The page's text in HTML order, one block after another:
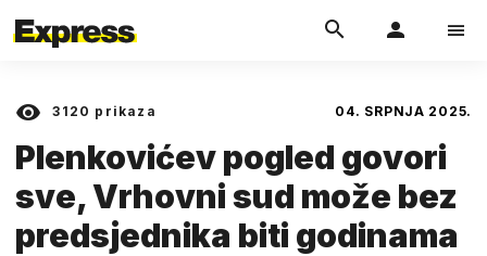
3120 prikaza 04. SRPNJA 2025.
Plenkovićev pogled govori
sve, Vrhovni sud može bez
predsjednika biti godinama